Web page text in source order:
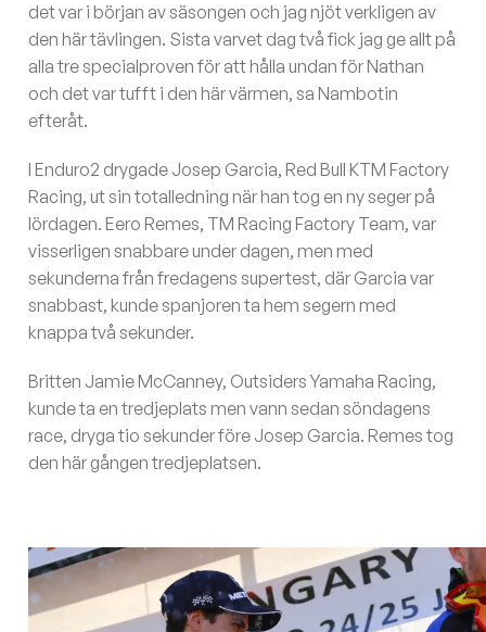
det var i början av säsongen och jag njöt verkligen av
den här tävlingen. Sista varvet dag två fick jag ge allt på
alla tre specialproven för att hålla undan för Nathan
och det var tufft i den här värmen, sa Nambotin
efteråt.
I Enduro2 drygade Josep Garcia, Red Bull KTM Factory
Racing, ut sin totalledning när han tog en ny seger på
lördagen. Eero Remes, TM Racing Factory Team, var
visserligen snabbare under dagen, men med
sekunderna från fredagens supertest, där Garcia var
snabbast, kunde spanjoren ta hem segern med
knappa två sekunder.
Britten Jamie McCanney, Outsiders Yamaha Racing,
kunde ta en tredjeplats men vann sedan söndagens
race, dryga tio sekunder före Josep Garcia. Remes tog
den här gången tredjeplatsen.